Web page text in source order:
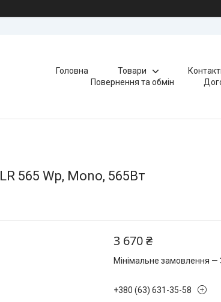
Головна Товари
Повернення та обмін
565 Wp, Mono, 565Вт
3 670 ₴
Мінімальне замовлення —
+380 (63) 631-35-58